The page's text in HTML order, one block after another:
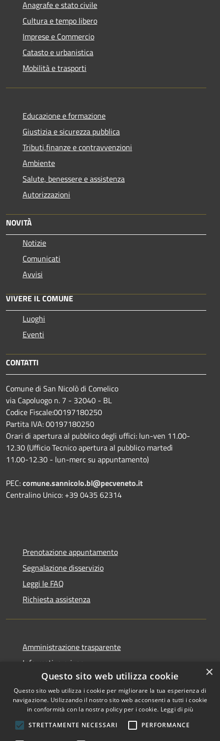
Anagrafe e stato civile
Cultura e tempo libero
Imprese e Commercio
Catasto e urbanistica
Mobilità e trasporti
Educazione e formazione
Giustizia e sicurezza pubblica
Tributi,finanze e contravvenzioni
Ambiente
Salute, benessere e assistenza
Autorizzazioni
NOVITÀ
Notizie
Comunicati
Avvisi
VIVERE IL COMUNE
Luoghi
Eventi
CONTATTI
Comune di San Nicolò di Comelico
via Capoluogo n. 7 - 32040 - BL
Codice Fiscale:00197180250
Partita IVA: 00197180250
Orari di apertura al pubblico degli uffici: lun-ven 11.00-
12.30 (Ufficio Tecnico apertura al pubblico martedì
11.00-12.30 - lun-merc su appuntamento)
PEC:comune.sannicolo.bl@pecveneto.it
Centralino Unico: +39 0435 62314
Prenotazione appuntamento
Segnalazione disservizio
Leggi le FAQ
Richiesta assistenza
Amministrazione trasparente
Informativa privacy
Note legali
Dichiarazione di accessibilità
×
Questo sito web utilizza cookie
Questo sito web utilizza i cookie per migliorare la tua esperienza di
navigazione. Utilizzando il nostro sito web acconsenti a tutti i cookie
in conformità con la nostra policy per i cookie. Leggi di più
STRETTAMENTE NECESSARI
PERFORMANCE